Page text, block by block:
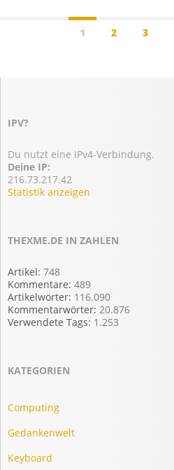
Beitragsnavigation
1 2 3
IPV?
Du nutzt eine IPv4-Verbindung.
Deine IP:
216.73.217.42
Statistik anzeigen
THEXME.DE IN ZAHLEN
Artikel: 748
Kommentare: 489
Artikelwörter: 116.090
Kommentarwörter: 20.876
Verwendete Tags: 1.253
KATEGORIEN
Computing
Gedankenwelt
Keyboard